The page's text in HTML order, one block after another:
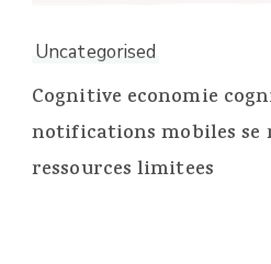
Uncategorised
Cognitive economie
notifications mobiles se
ressources limitees